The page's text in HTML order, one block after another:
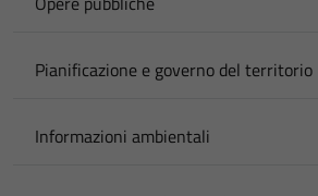
Pianificazione e governo del territorio
Informazioni ambientali